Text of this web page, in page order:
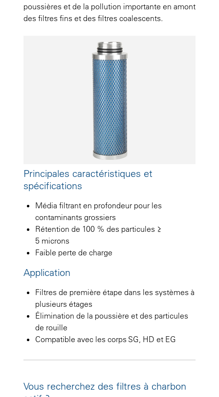
poussières et de la pollution importante en amont
des filtres fins et des filtres coalescents.
Principales caractéristiques et
spécifications
Média filtrant en profondeur pour les
contaminants grossiers
Rétention de 100 % des particules ≥
5 microns
Faible perte de charge
Application
Filtres de première étape dans les systèmes à
plusieurs étages
Élimination de la poussière et des particules
de rouille
Compatible avec les corps SG, HD et EG
Vous recherchez des filtres à charbon